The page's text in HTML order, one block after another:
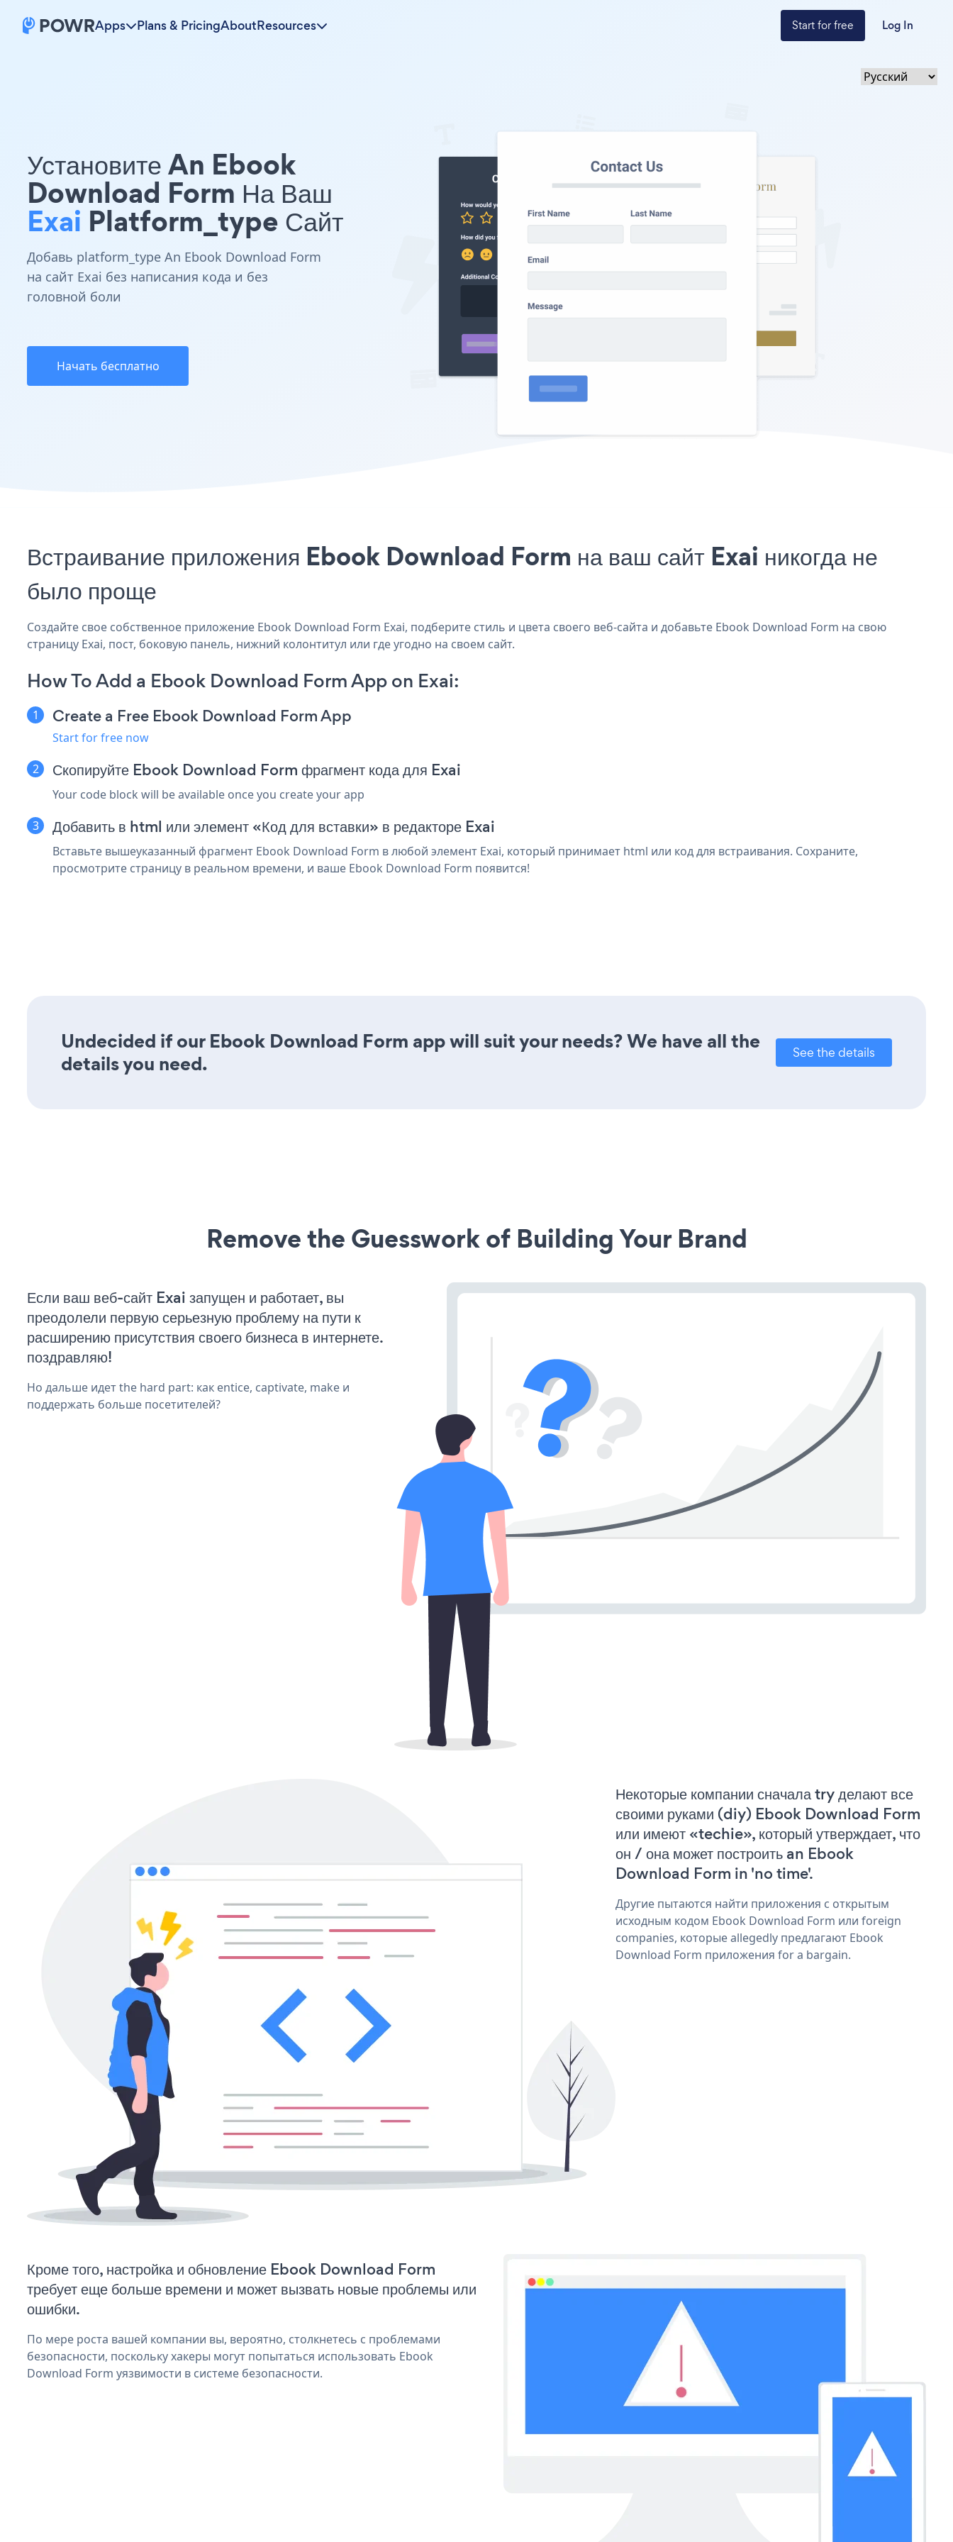
Apps Plans & PricingAboutResources Start for free Log In
Установите An Ebook
Download Form На Ваш
Exai Platform_type Сайт
Добавь platform_type An Ebook Download Form
на сайт Exai без написания кода и без
головной боли
Начать бесплатно
Встраивание приложения Ebook Download Form на ваш сайт Exai никогда не
было проще
Создайте свое собственное приложение Ebook Download Form Exai, подберите стиль и цвета своего веб-сайта и добавьте Ebook Download Form на свою
страницу Exai, пост, боковую панель, нижний колонтитул или где угодно на своем сайт.
How To Add a Ebook Download Form App on Exai:
Create a Free Ebook Download Form App
Start for free now
Скопируйте Ebook Download Form фрагмент кода для Exai
Your code block will be available once you create your app
Добавить в html или элемент «Код для вставки» в редакторе Exai
Вставьте вышеуказанный фрагмент Ebook Download Form в любой элемент Exai, который принимает html или код для встраивания. Сохраните,
просмотрите страницу в реальном времени, и ваше Ebook Download Form появится!
Undecided if our Ebook Download Form app will suit your needs? We have all the
details you need.
See the details
Remove the Guesswork of Building Your Brand
Если ваш веб-сайт Exai запущен и работает, вы
преодолели первую серьезную проблему на пути к
расширению присутствия своего бизнеса в интернете.
поздравляю!
Но дальше идет the hard part: как entice, captivate, make и
поддержать больше посетителей?
Некоторые компании сначала try делают все
своими руками (diy) Ebook Download Form
или имеют «techie», который утверждает, что
он / она может построить an Ebook
Download Form in 'no time'.
Другие пытаются найти приложения с открытым
исходным кодом Ebook Download Form или foreign
companies, которые allegedly предлагают Ebook
Download Form приложения for a bargain.
Кроме того, настройка и обновление Ebook Download Form
требует еще больше времени и может вызвать новые проблемы или
ошибки.
По мере роста вашей компании вы, вероятно, столкнетесь с проблемами
безопасности, поскольку хакеры могут попытаться использовать Ebook
Download Form уязвимости в системе безопасности.